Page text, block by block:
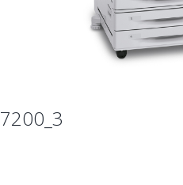
7200_3